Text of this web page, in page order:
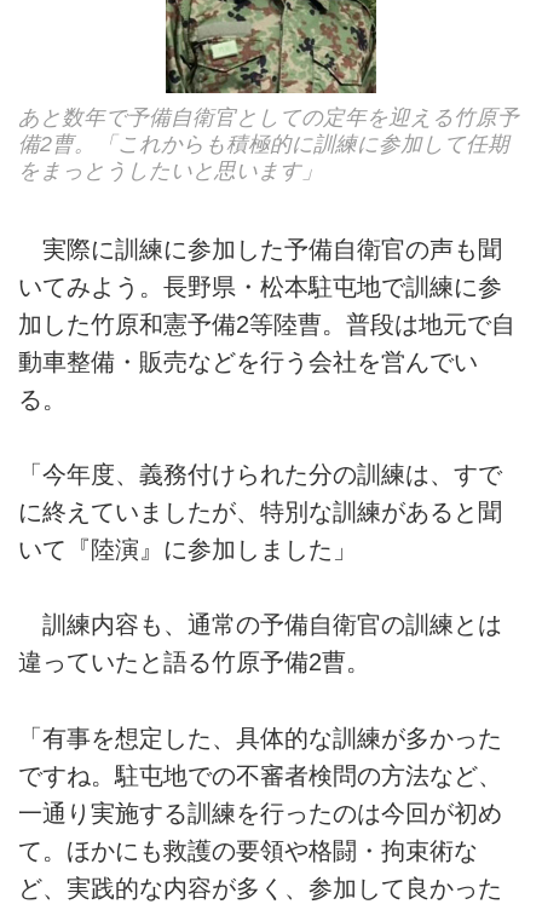
あと数年で予備自衛官としての定年を迎える竹原予
備2曹。「これからも積極的に訓練に参加して任期
をまっとうしたいと思います」
実際に訓練に参加した予備自衛官の声も聞
いてみよう。長野県・松本駐屯地で訓練に参
加した竹原和憲予備2等陸曹。普段は地元で自
動車整備・販売などを行う会社を営んでい
る。
「今年度、義務付けられた分の訓練は、すで
に終えていましたが、特別な訓練があると聞
いて『陸演』に参加しました」
訓練内容も、通常の予備自衛官の訓練とは
違っていたと語る竹原予備2曹。
「有事を想定した、具体的な訓練が多かった
ですね。駐屯地での不審者検問の方法など、
一通り実施する訓練を行ったのは今回が初め
て。ほかにも救護の要領や格闘・拘束術な
ど、実践的な内容が多く、参加して良かった